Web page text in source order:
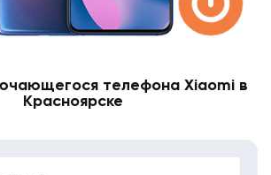
телефона Xiaomi в
Красноярске